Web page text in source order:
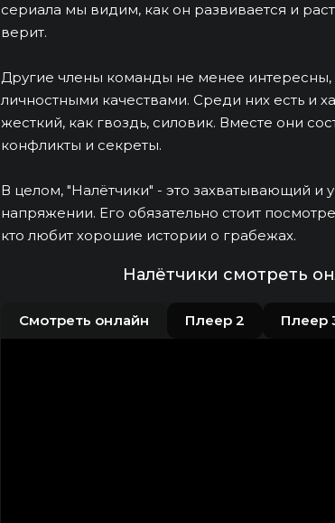
сериала мы видим, как он развивается и
верит.
Другие члены команды не менее
личностными качествами. Среди них есть и
жесткий, как гвоздь, силовик. Вместе они
конфликты и секреты.
В целом, "Налётчики" - это захватывающий и
напряжении. Его обязательно стоит
кто любит хорошие истории о грабежах.
Налётчики смотреть
Смотреть онлайн Плеер 2 Плеер